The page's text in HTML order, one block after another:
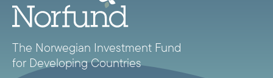
The Norwegian Investment Fund
for Developing Countries